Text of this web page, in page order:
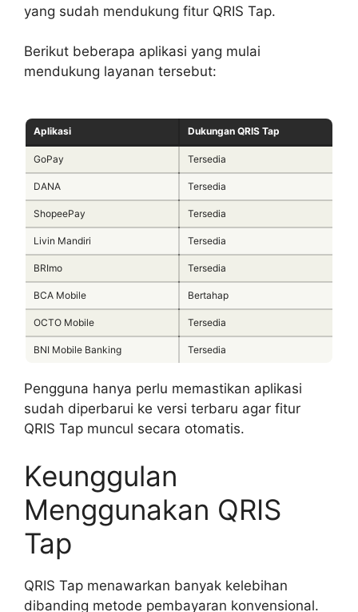
yang sudah mendukung fitur QRIS Tap.
Berikut beberapa aplikasi yang mulai
mendukung layanan tersebut:
Aplikasi Dukungan QRIS Tap
GoPay Tersedia
DANA Tersedia
ShopeePay Tersedia
Livin Mandiri Tersedia
BRImo Tersedia
BCA Mobile Bertahap
OCTO Mobile Tersedia
BNI Mobile Banking Tersedia
Pengguna hanya perlu memastikan aplikasi
sudah diperbarui ke versi terbaru agar fitur
QRIS Tap muncul secara otomatis.
Keunggulan
Menggunakan QRIS
Tap
QRIS Tap menawarkan banyak kelebihan
dibanding metode pembayaran konvensional.